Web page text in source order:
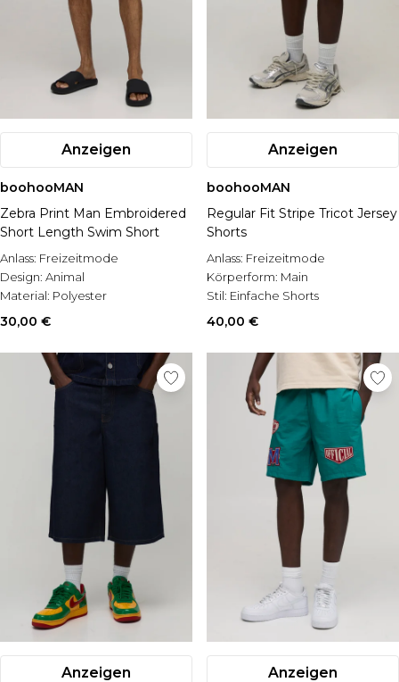
Anzeigen
boohooMAN
Zebra Print Man Embroidered
Short Length Swim Short
Anlass: Freizeitmode
Design: Animal
Material: Polyester
30,00 €
Anzeigen
boohooMAN
Regular Fit Stripe Tricot Jersey
Shorts
Anlass: Freizeitmode
Körperform: Main
Stil: Einfache Shorts
40,00 €
Anzeigen Anzeigen